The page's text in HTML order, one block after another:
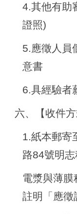
4.其他有助
證照)
5.應徵人員
意書
6.具經驗者
六、【收件方
1.紙本郵寄
路84號明
電漿與薄
註明「應徵